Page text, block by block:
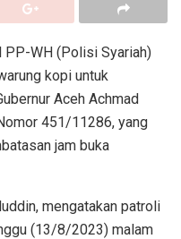
PP-WH (Polisi Syariah)
kopi untuk
Aceh Achmad
451/11286, yang
jam buka
mengatakan patroli
(13/8/2023) malam